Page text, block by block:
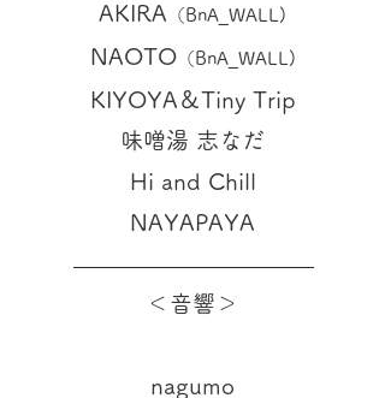
AKIRA （BnA_WALL)
NAOTO（BnA_WALL)
KIYOYA＆Tiny Trip
味噌湯 志なだ
Hi and Chill
NAYAPAYA
＜音響＞
nagumo